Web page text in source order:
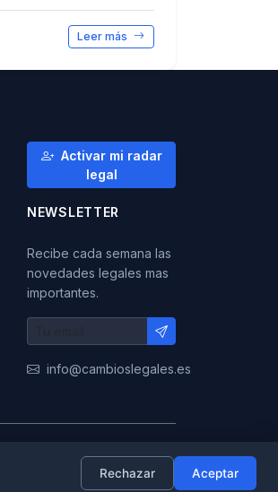
Leer más
Activar mi radar
legal
NEWSLETTER
Recibe cada semana las
novedades legales mas
importantes.
info@cambioslegales.es
ES|EN|CA
Rechazar Aceptar